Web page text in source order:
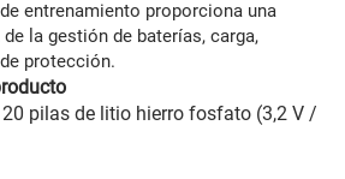
entrenamiento proporciona una
la gestión de baterías, carga,
protección.
pilas de litio hierro fosfato (3,2 V /